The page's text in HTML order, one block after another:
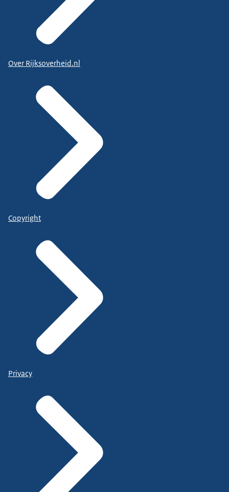
Over Rijksoverheid.nl
Copyright
Privacy